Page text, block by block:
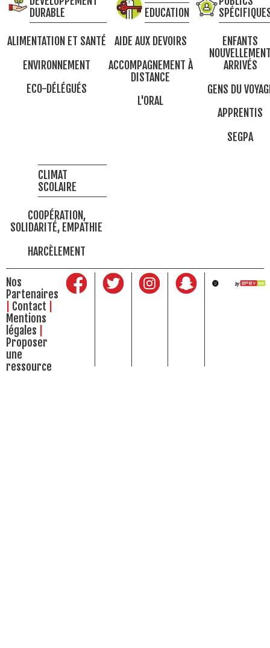
DURABLE
ALIMENTATION ET SANTÉ
ENVIRONNEMENT
ECO-DÉLÉGUÉS
EDUCATION
AIDE AUX DEVOIRS
ACCOMPAGNEMENT À
DISTANCE
L'ORAL
ENFANTS
ARRIVÉS
GENS DU
APPRENTIS
SEGPA
CLIMAT
SCOLAIRE
COOPÉRATION,
SOLIDARITÉ, EMPATHIE
HARCÈLEMENT
Nos
Partenaires
Contact
Mentions
légales
Proposer
une
ressource